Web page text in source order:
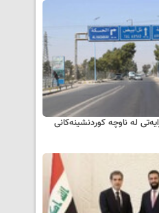
لە ناوچە کوردنشینەکانی